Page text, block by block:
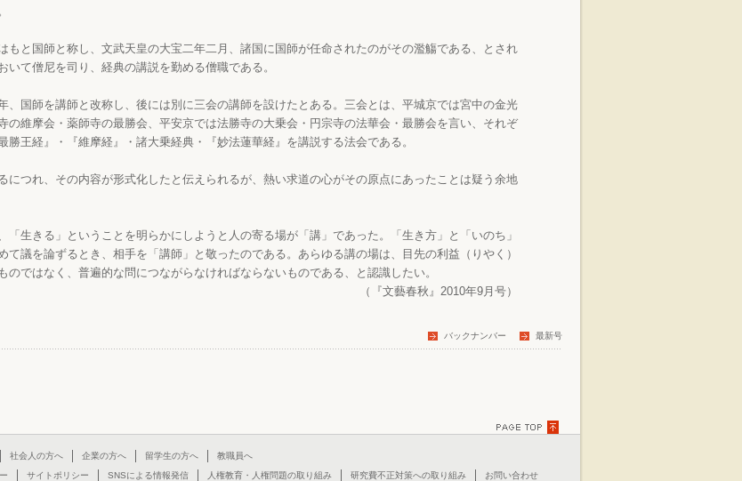
もと国師と称し、文武天皇の大宝二年二月、諸国に国師が任命されたのがその濫觴である、とされ
いて僧尼を司り、経典の講説を勤める僧職である。
、国師を講師と改称し、後には別に三会の講師を設けたとある。三会とは、平城京では宮中の金光
の維摩会・薬師寺の最勝会、平安京では法勝寺の大乗会・円宗寺の法華会・最勝会を言い、それぞ
勝王経』・『維摩経』・諸大乗経典・『妙法蓮華経』を講説する法会である。
につれ、その内容が形式化したと伝えられるが、熱い求道の心がその原点にあったことは疑う余地
「生きる」ということを明らかにしようと人の寄る場が「講」であった。「生き方」と「いのち」
て議を論ずるとき、相手を「講師」と敬ったのである。あらゆる講の場は、目先の利益（りやく）
のではなく、普遍的な問につながらなければならないものである、と認識したい。
（『文藝春秋』2010年9月号）
最新号
バックナンバー
社会人の方へ 企業の方へ 留学生の方へ
教職員へ
サイトポリシー SNSによる情報発信 人権教育・人権問題の取り組み 研究費不正対策への取り組み お問い合わせ